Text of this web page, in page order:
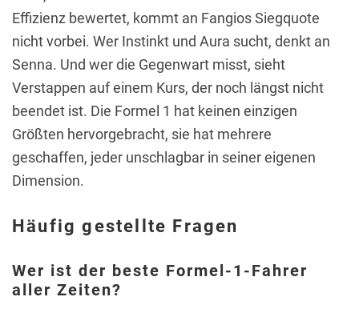
Effizienz bewertet, kommt an Fangios Siegquote
nicht vorbei. Wer Instinkt und Aura sucht, denkt an
Senna. Und wer die Gegenwart misst, sieht
Verstappen auf einem Kurs, der noch längst nicht
beendet ist. Die Formel 1 hat keinen einzigen
Größten hervorgebracht, sie hat mehrere
geschaffen, jeder unschlagbar in seiner eigenen
Dimension.
Häufig gestellte Fragen
Wer ist der beste Formel-1-Fahrer
aller Zeiten?